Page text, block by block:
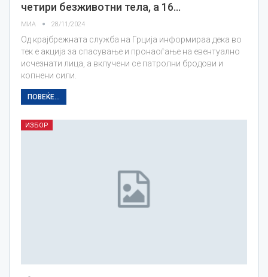
четири безживотни тела, а 16…
МИА 28/11/2024
Од крајбрежната служба на Грција информираа дека во
тек е акција за спасување и пронаоѓање на евентуално
исчезнати лица, а вклучени се патролни бродови и
копнени сили.
ПОВЕЌЕ...
ИЗБОР